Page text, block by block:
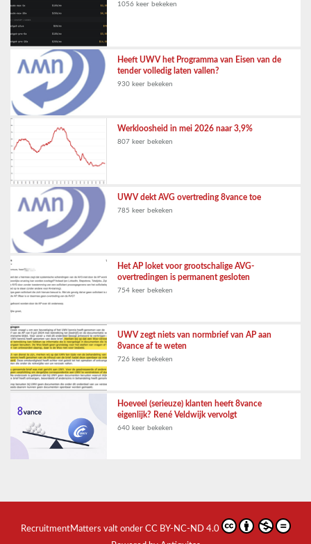
1056 keer bekeken
Heeft UWV het Programma van Eisen van de
tender volledig laten vallen?
930 keer bekeken
Werkloosheid in mei 2026 naar 3,9%
807 keer bekeken
UWV dekt AVG overtreding 8vance toe
785 keer bekeken
Het AP loket voor grootschalige AVG-
overtredingen is permanent gesloten
754 keer bekeken
UWV zegt niets van normbrief van AP aan
8vance af te weten
726 keer bekeken
Hoeveel (serieuze) klanten heeft 8vance
eigenlijk? René Veldwijk vervolgt
640 keer bekeken
RecruitmentMatters valt onder CC BY-NC-ND 4.0